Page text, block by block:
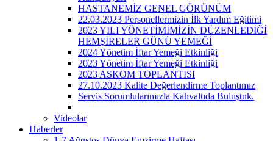
HASTANEMİZ GENEL GÖRÜNÜM
22.03.2023 Personellermizin İlk Yardım Eğitimi
2023 YILI YÖNETİMİMİZİN DÜZENLEDİĞİ
HEMŞİRELER GÜNÜ YEMEĞİ
2024 Yönetim İftar Yemeği Etkinliği
2023 Yönetim İftar Yemeği Etkinliği
2023 ASKOM TOPLANTISI
27.10.2023 Kalite Değerlendirme Toplantımız
Servis Sorumlularımızla Kahvaltıda Buluştuk.
Videolar
Haberler